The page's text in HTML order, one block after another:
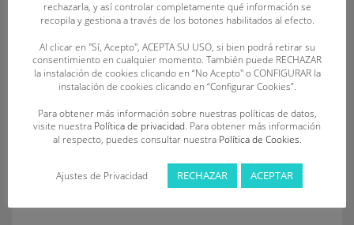
rechazarla, y así controlar completamente qué información se
recopila y gestiona a través de los botones habilitados al efecto.
Al clicar en "Sí, Acepto", ACEPTA SU USO, si bien podrá retirar su
consentimiento en cualquier momento. También puede RECHAZAR
la instalación de cookies clicando en “No Acepto" o CONFIGURAR la
instalación de cookies clicando en “Configurar Cookies”.
Para obtener más información sobre nuestras políticas de datos,
visite nuestra Política de privacidad. Para obtener más información
al respecto, puedes consultar nuestra Política de Cookies.
Ajustes de Privacidad RECHAZAR ACEPTAR